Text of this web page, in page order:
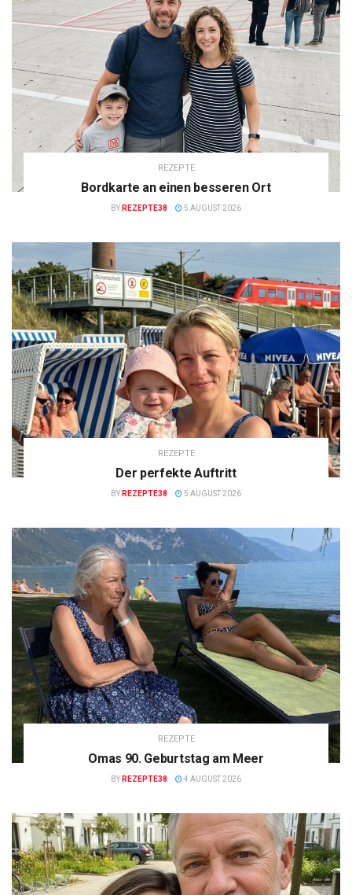
REZEPTE
Bordkarte an einen besseren Ort
BY REZEPTE38 5 AUGUST 2026
REZEPTE
Der perfekte Auftritt
BY REZEPTE38 5 AUGUST 2026
REZEPTE
Omas 90. Geburtstag am Meer
BY REZEPTE38 4 AUGUST 2026